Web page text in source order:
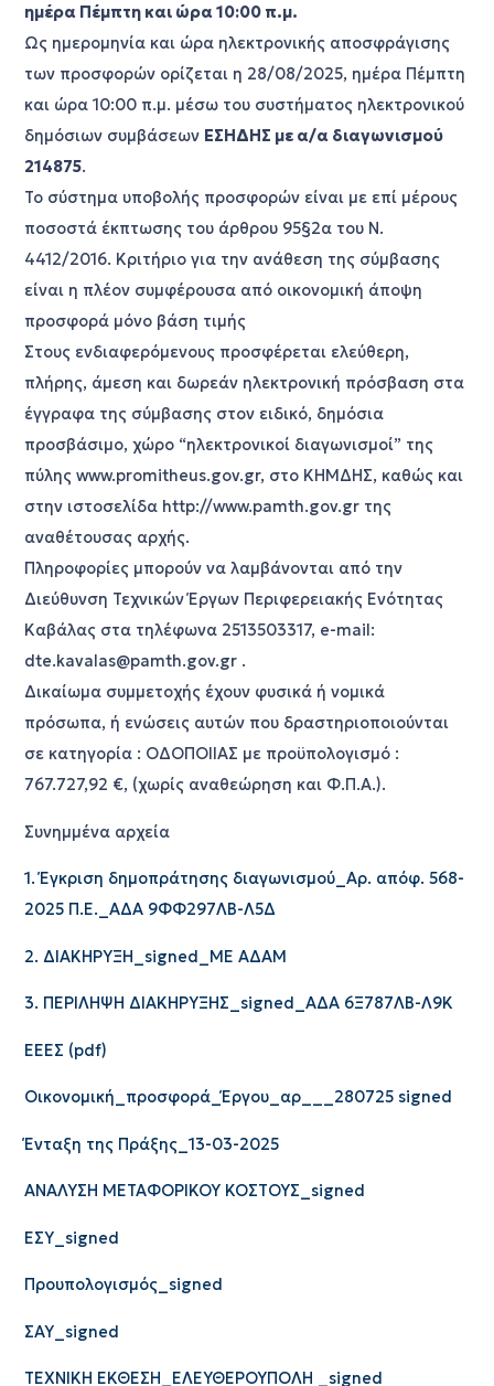
ημέρα Πέμπτη και ώρα 10:00 π.μ.
Ως ημερομηνία και ώρα ηλεκτρονικής αποσφράγισης
των προσφορών ορίζεται η 28/08/2025, ημέρα Πέμπτη
και ώρα 10:00 π.μ. μέσω του συστήματος ηλεκτρονικού
δημόσιων συμβάσεων ΕΣΗΔΗΣ με α/α διαγωνισμού
214875.
Το σύστημα υποβολής προσφορών είναι με επί μέρους
ποσοστά έκπτωσης του άρθρου 95§2α του Ν.
4412/2016. Κριτήριο για την ανάθεση της σύμβασης
είναι η πλέον συμφέρουσα από οικονομική άποψη
προσφορά μόνο βάση τιμής
Στους ενδιαφερόμενους προσφέρεται ελεύθερη,
πλήρης, άμεση και δωρεάν ηλεκτρονική πρόσβαση στα
έγγραφα της σύμβασης στον ειδικό, δημόσια
προσβάσιμο, χώρο “ηλεκτρονικοί διαγωνισμοί” της
πύλης www.promitheus.gov.gr, στο ΚΗΜΔΗΣ, καθώς και
στην ιστοσελίδα http://www.pamth.gov.gr της
αναθέτουσας αρχής.
Πληροφορίες μπορούν να λαμβάνονται από την
Διεύθυνση Τεχνικών Έργων Περιφερειακής Ενότητας
Καβάλας στα τηλέφωνα 2513503317, e-mail:
dte.kavalas@pamth.gov.gr .
Δικαίωμα συμμετοχής έχουν φυσικά ή νομικά
πρόσωπα, ή ενώσεις αυτών που δραστηριοποιούνται
σε κατηγορία : ΟΔΟΠΟΙΙΑΣ με προϋπολογισμό :
767.727,92 €, (χωρίς αναθεώρηση και Φ.Π.Α.).
Συνημμένα αρχεία
1. Έγκριση δημοπράτησης διαγωνισμού_Αρ. απόφ. 568-
2025 Π.Ε._ΑΔΑ 9ΦΦ297ΛΒ-Λ5Δ
2. ΔΙΑΚΗΡΥΞΗ_signed_ΜΕ ΑΔΑΜ
3. ΠΕΡΙΛΗΨΗ ΔΙΑΚΗΡΥΞΗΣ_signed_ΑΔΑ 6Ξ787ΛΒ-Λ9Κ
ΕΕΕΣ (pdf)
Οικονομική_προσφορά_Έργου_αρ___280725 signed
Ένταξη της Πράξης_13-03-2025
ΑΝΑΛΥΣΗ ΜΕΤΑΦΟΡΙΚΟΥ ΚΟΣΤΟΥΣ_signed
ΕΣΥ_signed
Προυπολογισμός_signed
ΣΑΥ_signed
ΤΕΧΝΙΚΗ ΕΚΘΕΣΗ_ΕΛΕΥΘΕΡΟΥΠΟΛΗ _signed